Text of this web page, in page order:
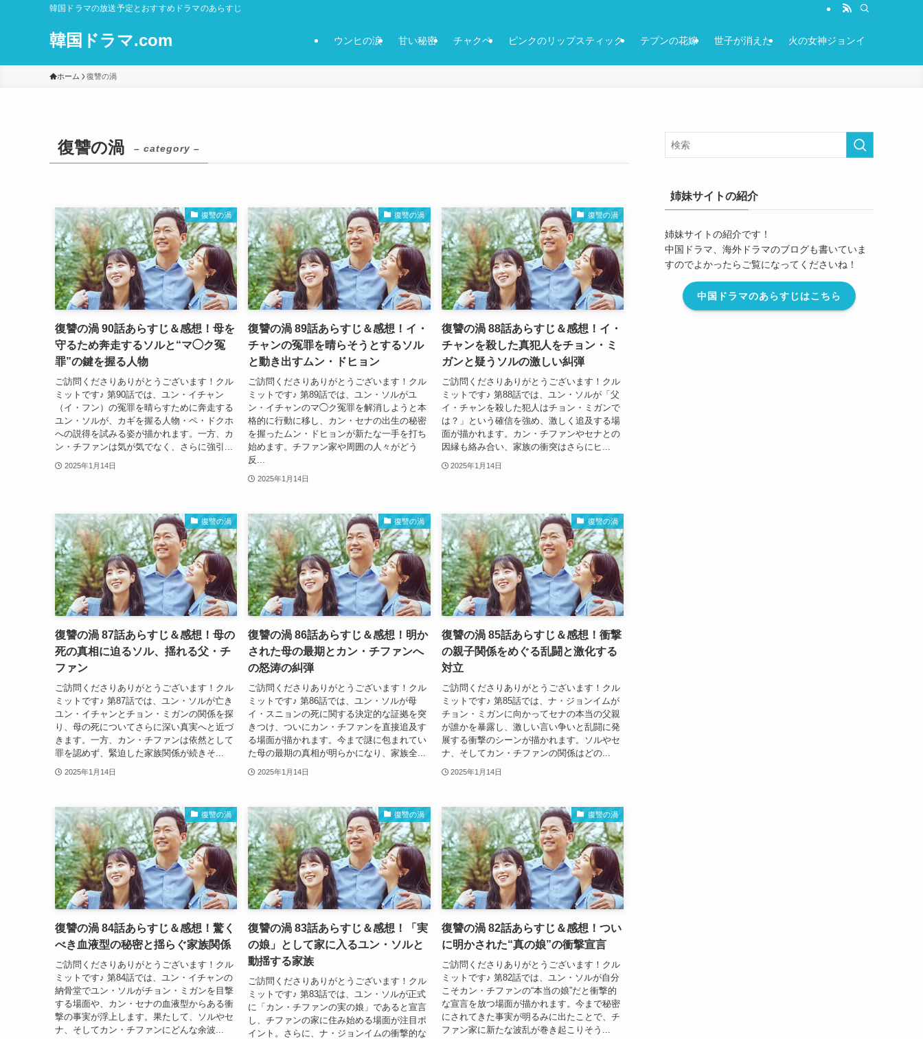
韓国ドラマの放送予定とおすすめドラマのあらすじ
韓国ドラマ.com ウンヒの涙 甘い秘密 チャクペ ピンクのリップスティック テプンの花嫁 世子が消えた 火の女神ジョンイ
ホーム 復讐の渦
復讐の渦 – category –
復讐の渦
復讐の渦 90話あらすじ＆感想！母を
守るため奔走するソルと“マ◯ク冤
罪”の鍵を握る人物
ご訪問くださりありがとうございます！クル
ミットです♪ 第90話では、ユン・イチャン
（イ・フン）の冤罪を晴らすために奔走する
ユン・ソルが、カギを握る人物・ペ・ドクホ
への説得を試みる姿が描かれます。一方、カ
ン・チファンは気が気でなく、さらに強引...
2025年1月14日
復讐の渦
復讐の渦 89話あらすじ＆感想！イ・
チャンの冤罪を晴らそうとするソル
と動き出すムン・ドヒョン
ご訪問くださりありがとうございます！クル
ミットです♪ 第89話では、ユン・ソルがユ
ン・イチャンのマ◯ク冤罪を解消しようと本
格的に行動に移し、カン・セナの出生の秘密
を握ったムン・ドヒョンが新たな一手を打ち
始めます。チファン家や周囲の人々がどう
反...
2025年1月14日
復讐の渦
復讐の渦 88話あらすじ＆感想！イ・
チャンを殺した真犯人をチョン・ミ
ガンと疑うソルの激しい糾弾
ご訪問くださりありがとうございます！クル
ミットです♪ 第88話では、ユン・ソルが「父
イ・チャンを殺した犯人はチョン・ミガンで
は？」という確信を強め、激しく追及する場
面が描かれます。カン・チファンやセナとの
因縁も絡み合い、家族の衝突はさらにヒ...
2025年1月14日
復讐の渦
復讐の渦 87話あらすじ＆感想！母の
死の真相に迫るソル、揺れる父・チ
ファン
ご訪問くださりありがとうございます！クル
ミットです♪ 第87話では、ユン・ソルが亡き
ユン・イチャンとチョン・ミガンの関係を探
り、母の死についてさらに深い真実へと近づ
きます。一方、カン・チファンは依然として
罪を認めず、緊迫した家族関係が続きそ...
2025年1月14日
復讐の渦
復讐の渦 86話あらすじ＆感想！明か
された母の最期とカン・チファンへ
の怒涛の糾弾
ご訪問くださりありがとうございます！クル
ミットです♪ 第86話では、ユン・ソルが母
イ・スニョンの死に関する決定的な証拠を突
きつけ、ついにカン・チファンを直接追及す
る場面が描かれます。今まで謎に包まれてい
た母の最期の真相が明らかになり、家族全...
2025年1月14日
復讐の渦
復讐の渦 85話あらすじ＆感想！衝撃
の親子関係をめぐる乱闘と激化する
対立
ご訪問くださりありがとうございます！クル
ミットです♪ 第85話では、ナ・ジョンイムが
チョン・ミガンに向かってセナの本当の父親
が誰かを暴露し、激しい言い争いと乱闘に発
展する衝撃のシーンが描かれます。ソルやセ
ナ、そしてカン・チファンの関係はどの...
2025年1月14日
復讐の渦
復讐の渦 84話あらすじ＆感想！驚く
べき血液型の秘密と揺らぐ家族関係
ご訪問くださりありがとうございます！クル
ミットです♪ 第84話では、ユン・イチャンの
納骨堂でユン・ソルがチョン・ミガンを目撃
する場面や、カン・セナの血液型からある衝
撃の事実が浮上します。果たして、ソルやセ
ナ、そしてカン・チファンにどんな余波...
復讐の渦
復讐の渦 83話あらすじ＆感想！「実
の娘」として家に入るユン・ソルと
動揺する家族
ご訪問くださりありがとうございます！クル
ミットです♪ 第83話では、ユン・ソルが正式
に「カン・チファンの実の娘」であると宣言
し、チファンの家に住み始める場面が注目ポ
イント。さらに、ナ・ジョンイムの衝撃的な
復讐の渦
復讐の渦 82話あらすじ＆感想！つい
に明かされた“真の娘”の衝撃宣言
ご訪問くださりありがとうございます！クル
ミットです♪ 第82話では、ユン・ソルが自分
こそカン・チファンの“本当の娘”だと衝撃的
な宣言を放つ場面が描かれます。今まで秘密
にされてきた事実が明るみに出たことで、チ
ファン家に新たな波乱が巻き起こりそう...
姉妹サイトの紹介
姉妹サイトの紹介です！
中国ドラマ、海外ドラマのブログも書いていま
すのでよかったらご覧になってくださいね！
中国ドラマのあらすじはこちら